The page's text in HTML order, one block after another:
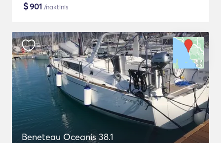
$901 /naktinis
Beneteau Oceanis 38.1